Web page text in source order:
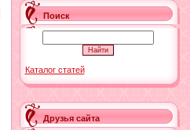
Поиск
Каталог статей
Друзья сайта